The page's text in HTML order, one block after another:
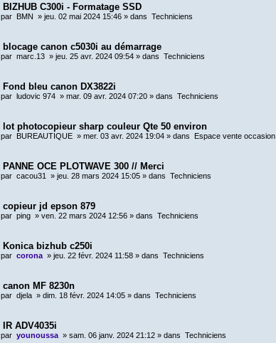
BIZHUB C300i - Formatage SSD
par BMN »jeu. 02 mai 2024 15:46 » dans Techniciens
blocage canon c5030i au démarrage
par marc.13 »jeu. 25 avr. 2024 09:54 » dans Techniciens
Fond bleu canon DX3822i
par ludovic 974 »mar. 09 avr. 2024 07:20 » dans Techniciens
lot photocopieur sharp couleur Qte 50 environ
par BUREAUTIQUE »mer. 03 avr. 2024 19:04 » dans Espace vente occasion
PANNE OCE PLOTWAVE 300 // Merci
par cacou31 »jeu. 28 mars 2024 15:05 » dans Techniciens
copieur jd epson 879
par ping »ven. 22 mars 2024 12:56 » dans Techniciens
Konica bizhub c250i
par corona »jeu. 22 févr. 2024 11:58 » dans Techniciens
canon MF 8230n
par djela »dim. 18 févr. 2024 14:05 » dans Techniciens
IR ADV4035i
par younoussa »sam. 06 janv. 2024 21:12 » dans Techniciens